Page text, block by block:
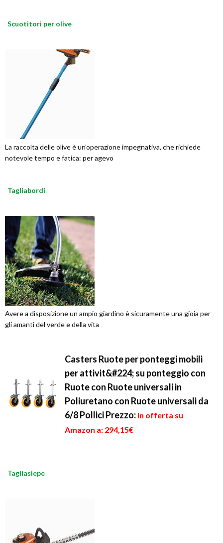
Scuotitori per olive
La raccolta delle olive è un’operazione impegnativa, che richiede
notevole tempo e fatica: per agevo
Tagliabordi
Avere a disposizione un ampio giardino è sicuramente una gioia per
gli amanti del verde e della vita
Casters Ruote per ponteggi mobili
per attivit&#224; su ponteggio con
Ruote con Ruote universali in
Poliuretano con Ruote universali da
6/8 PolliciPrezzo: in offerta su
Amazon a: 294,15€
Tagliasiepe